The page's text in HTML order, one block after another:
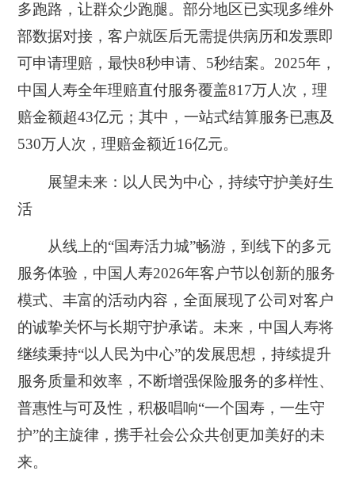
多跑路，让群众少跑腿。部分地区已实现多维外
部数据对接，客户就医后无需提供病历和发票即
可申请理赔，最快8秒申请、5秒结案。2025年，
中国人寿全年理赔直付服务覆盖817万人次，理
赔金额超43亿元；其中，一站式结算服务已惠及
530万人次，理赔金额近16亿元。
展望未来：以人民为中心，持续守护美好生
活
从线上的“国寿活力城”畅游，到线下的多元
服务体验，中国人寿2026年客户节以创新的服务
模式、丰富的活动内容，全面展现了公司对客户
的诚挚关怀与长期守护承诺。未来，中国人寿将
继续秉持“以人民为中心”的发展思想，持续提升
服务质量和效率，不断增强保险服务的多样性、
普惠性与可及性，积极唱响“一个国寿，一生守
护”的主旋律，携手社会公众共创更加美好的未
来。